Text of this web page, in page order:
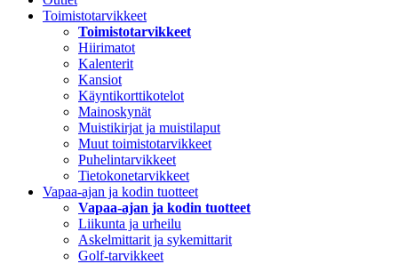
Toimistotarvikkeet
Toimistotarvikkeet
Hiirimatot
Kalenterit
Kansiot
Käyntikorttikotelot
Mainoskynät
Muistikirjat ja muistilaput
Muut toimistotarvikkeet
Puhelintarvikkeet
Tietokonetarvikkeet
Vapaa-ajan ja kodin tuotteet
Vapaa-ajan ja kodin tuotteet
Liikunta ja urheilu
Askelmittarit ja sykemittarit
Golf-tarvikkeet